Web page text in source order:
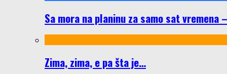
Sa mora na planinu za samo sat vremena
Zima, zima, e pa šta je…